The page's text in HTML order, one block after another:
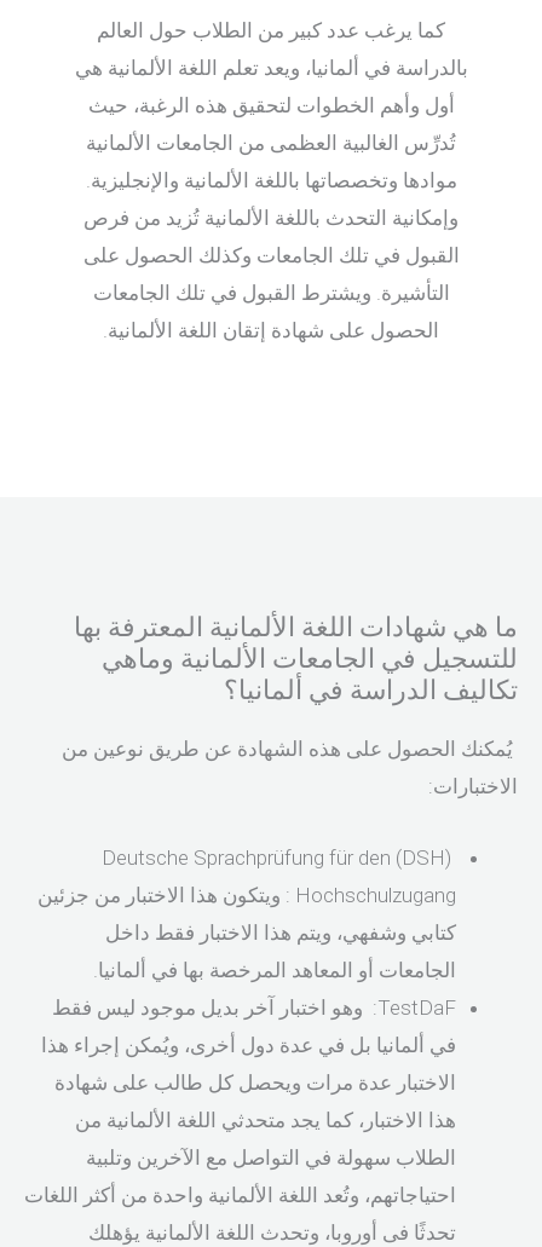
كما يرغب عدد كبير من الطلاب حول العالم
بالدراسة في ألمانيا، ويعد تعلم اللغة الألمانية هي
أول وأهم الخطوات لتحقيق هذه الرغبة، حيث
تُدرِّس الغالبية العظمى من الجامعات الألمانية
موادها وتخصصاتها باللغة الألمانية والإنجليزية.
وإمكانية التحدث باللغة الألمانية تُزيد من فرص
القبول في تلك الجامعات وكذلك الحصول على
التأشيرة. ويشترط القبول في تلك الجامعات
الحصول على شهادة إتقان اللغة الألمانية.
ما هي شهادات اللغة الألمانية المعترفة بها
للتسجيل في الجامعات الألمانية وماهي
تكاليف الدراسة في ألمانيا؟
يُمكنك الحصول على هذه الشهادة عن طريق نوعين من
الاختبارات:
(DSH) Deutsche Sprachprüfung für den
Hochschulzugang : ويتكون هذا الاختبار من جزئين
كتابي وشفهي، ويتم هذا الاختبار فقط داخل
الجامعات أو المعاهد المرخصة بها في ألمانيا.
TestDaF: وهو اختبار آخر بديل موجود ليس فقط
في ألمانيا بل في عدة دول أخرى، ويُمكن إجراء هذا
الاختبار عدة مرات ويحصل كل طالب على شهادة
هذا الاختبار، كما يجد متحدثي اللغة الألمانية من
الطلاب سهولة في التواصل مع الآخرين وتلبية
احتياجاتهم، وتُعد اللغة الألمانية واحدة من أكثر اللغات
تحدثًا فى أوروبا، وتحدث اللغة الألمانية يؤهلك